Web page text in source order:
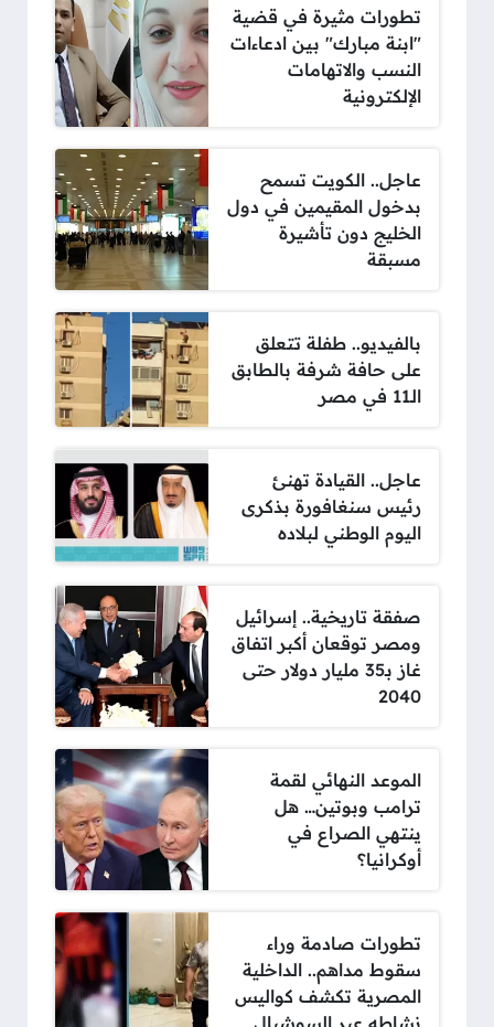
تطورات مثيرة في قضية
"ابنة مبارك" بين ادعاءات
النسب والاتهامات
الإلكترونية
عاجل.. الكويت تسمح
بدخول المقيمين في دول
الخليج دون تأشيرة
مسبقة
بالفيديو.. طفلة تتعلق
على حافة شرفة بالطابق
الـ11 في مصر
عاجل.. القيادة تهنئ
رئيس سنغافورة بذكرى
اليوم الوطني لبلاده
صفقة تاريخية.. إسرائيل
ومصر توقعان أكبر اتفاق
غاز بـ35 مليار دولار حتى
2040
الموعد النهائي لقمة
ترامب وبوتين… هل
ينتهي الصراع في
أوكرانيا؟
تطورات صادمة وراء
سقوط مداهم.. الداخلية
المصرية تكشف كواليس